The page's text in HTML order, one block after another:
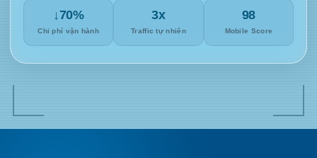
↓70%
Chi phí vận hành
3x
Traffic tự nhiên
98
Mobile Score